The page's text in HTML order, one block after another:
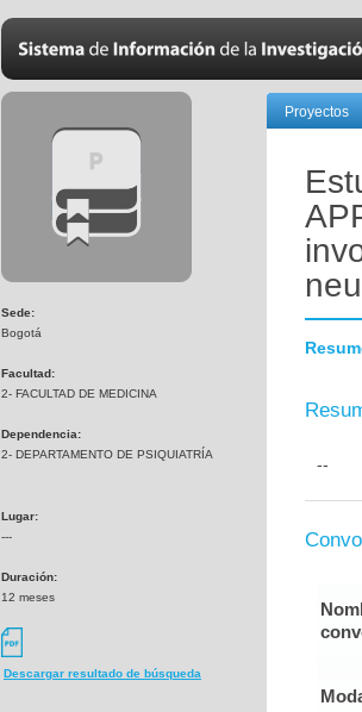
Sede:
Bogotá
Facultad:
2- FACULTAD DE MEDICINA
Dependencia:
2- DEPARTAMENTO DE PSIQUIATRÍA
Lugar:
---
Duración:
12 meses
Descargar resultado de búsqueda
Proyectos
--